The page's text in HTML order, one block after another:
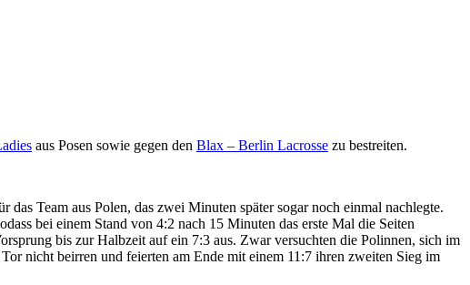
aus Posen sowie gegen den Blax – Berlin Lacrosse zu bestreiten.
Team aus Polen, das zwei Minuten später sogar noch einmal nachlegte.
bei einem Stand von 4:2 nach 15 Minuten das erste Mal die Seiten
bis zur Halbzeit auf ein 7:3 aus. Zwar versuchten die Polinnen, sich im
nicht beirren und feierten am Ende mit einem 11:7 ihren zweiten Sieg im